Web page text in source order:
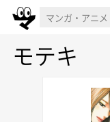
モテキ